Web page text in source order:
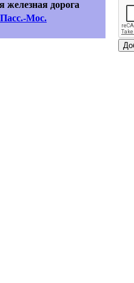
железная дорога
Мос.